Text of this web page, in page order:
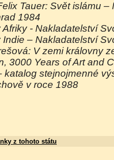
1984
Afriky - Nakladatelství
Indie – Nakladatelství
V zemi královny
3000 Years of Art and
katalog stejnojmenné
v roce 1988
z tohoto státu